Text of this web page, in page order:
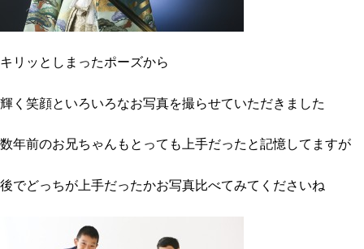
キリッとしまったポーズから
輝く笑顔といろいろなお写真を撮らせていただきました
数年前のお兄ちゃんもとっても上手だったと記憶してますが
後でどっちが上手だったかお写真比べてみてくださいね